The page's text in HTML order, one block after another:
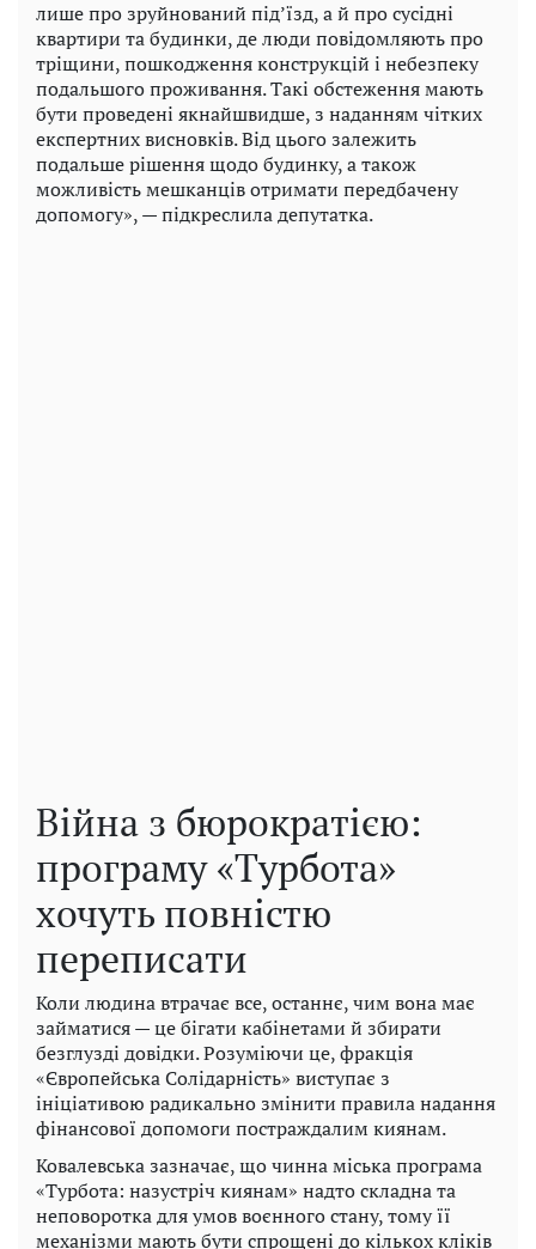
лише про зруйнований під’їзд, а й про сусідні
квартири та будинки, де люди повідомляють про
тріщини, пошкодження конструкцій і небезпеку
подальшого проживання. Такі обстеження мають
бути проведені якнайшвидше, з наданням чітких
експертних висновків. Від цього залежить
подальше рішення щодо будинку, а також
можливість мешканців отримати передбачену
допомогу», — підкреслила депутатка.
Війна з бюрократією:
програму «Турбота»
хочуть повністю
переписати
Коли людина втрачає все, останнє, чим вона має
займатися — це бігати кабінетами й збирати
безглузді довідки. Розуміючи це, фракція
«Європейська Солідарність» виступає з
ініціативою радикально змінити правила надання
фінансової допомоги постраждалим киянам.
Ковалевська зазначає, що чинна міська програма
«Турбота: назустріч киянам» надто складна та
неповоротка для умов воєнного стану, тому її
механізми мають бути спрощені до кількох кліків